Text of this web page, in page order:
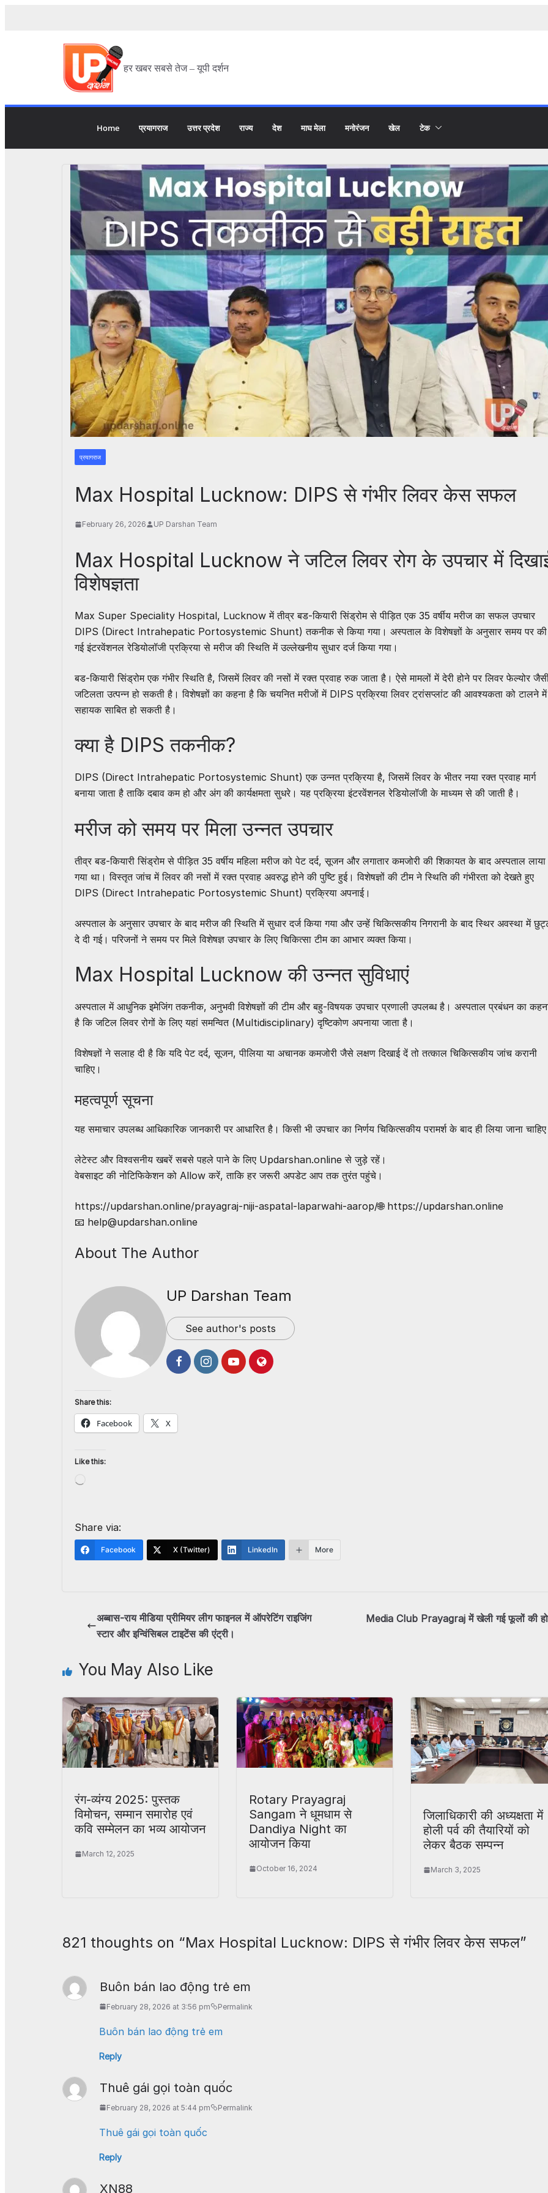
हर खबर सबसे तेज – यूपी दर्शन
Home प्रयागराज उत्तर प्रदेश राज्य देश माघ मेला मनोरंजन खेल टेक
प्रयागराज
Max Hospital Lucknow: DIPS से गंभीर लिवर केस सफल
February 26, 2026 UP Darshan Team
Max Hospital Lucknow ने जटिल लिवर रोग के उपचार में
विशेषज्ञता
Max Super Speciality Hospital, Lucknow में तीव्र बड-कियारी सिंड्रोम से पीड़ित एक 35 वर्षीय मरीज का सफल उपचार
DIPS (Direct Intrahepatic Portosystemic Shunt) तकनीक से किया गया। अस्पताल के विशेषज्ञों के अनुसार समय पर की
गई इंटरवेंशनल रेडियोलॉजी प्रक्रिया से मरीज की स्थिति में उल्लेखनीय सुधार दर्ज किया गया।
बड-कियारी सिंड्रोम एक गंभीर स्थिति है, जिसमें लिवर की नसों में रक्त प्रवाह रुक जाता है। ऐसे मामलों में देरी होने पर लिवर फेल्योर
जटिलता उत्पन्न हो सकती है। विशेषज्ञों का कहना है कि चयनित मरीजों में DIPS प्रक्रिया लिवर ट्रांसप्लांट की आवश्यकता को टालने में
सहायक साबित हो सकती है।
क्या है DIPS तकनीक?
DIPS (Direct Intrahepatic Portosystemic Shunt) एक उन्नत प्रक्रिया है, जिसमें लिवर के भीतर नया रक्त प्रवाह मार्ग
बनाया जाता है ताकि दबाव कम हो और अंग की कार्यक्षमता सुधरे। यह प्रक्रिया इंटरवेंशनल रेडियोलॉजी के माध्यम से की जाती है।
मरीज को समय पर मिला उन्नत उपचार
तीव्र बड-कियारी सिंड्रोम से पीड़ित 35 वर्षीय महिला मरीज को पेट दर्द, सूजन और लगातार कमजोरी की शिकायत के बाद अस्पताल लाया
गया था। विस्तृत जांच में लिवर की नसों में रक्त प्रवाह अवरुद्ध होने की पुष्टि हुई। विशेषज्ञों की टीम ने स्थिति की गंभीरता को देखते हुए
DIPS (Direct Intrahepatic Portosystemic Shunt) प्रक्रिया अपनाई।
अस्पताल के अनुसार उपचार के बाद मरीज की स्थिति में सुधार दर्ज किया गया और उन्हें चिकित्सकीय निगरानी के बाद स्थिर अवस्था में
दे दी गई। परिजनों ने समय पर मिले विशेषज्ञ उपचार के लिए चिकित्सा टीम का आभार व्यक्त किया।
Max Hospital Lucknow की उन्नत सुविधाएं
अस्पताल में आधुनिक इमेजिंग तकनीक, अनुभवी विशेषज्ञों की टीम और बहु-विषयक उपचार प्रणाली उपलब्ध है। अस्पताल प्रबंधन का
है कि जटिल लिवर रोगों के लिए यहां समन्वित (Multidisciplinary) दृष्टिकोण अपनाया जाता है।
विशेषज्ञों ने सलाह दी है कि यदि पेट दर्द, सूजन, पीलिया या अचानक कमजोरी जैसे लक्षण दिखाई दें तो तत्काल चिकित्सकीय जांच करानी
चाहिए।
महत्वपूर्ण सूचना
यह समाचार उपलब्ध आधिकारिक जानकारी पर आधारित है। किसी भी उपचार का निर्णय चिकित्सकीय परामर्श के बाद ही लिया जाना
लेटेस्ट और विश्वसनीय खबरें सबसे पहले पाने के लिए Updarshan.online से जुड़े रहें।
वेबसाइट की नोटिफिकेशन को Allow करें, ताकि हर जरूरी अपडेट आप तक तुरंत पहुंचे।
https://updarshan.online/prayagraj-niji-aspatal-laparwahi-aarop/🌐https://updarshan.online
📧 help@updarshan.online
About The Author
UP Darshan Team
See author's posts
Share this:
Facebook X
Like this:
Share via:
Facebook X (Twitter) LinkedIn More
अब्बास-राय मीडिया प्रीमियर लीग फाइनल में ऑपरेटिंग राइजिंग
स्टार और इन्विंसिबल टाइटेंस की एंट्री।
Media Club Prayagraj में खेली गई फूलों की
You May Also Like
रंग-व्यंग्य 2025: पुस्तक
विमोचन, सम्मान समारोह एवं
कवि सम्मेलन का भव्य आयोजन
March 12, 2025
Rotary Prayagraj
Sangam ने धूमधाम से
Dandiya Night का
आयोजन किया
October 16, 2024
जिलाधिकारी की अध्यक्षता में
होली पर्व की तैयारियों को
लेकर बैठक सम्पन्न
March 3, 2025
821 thoughts on “Max Hospital Lucknow: DIPS से गंभीर लिवर केस सफल”
Buôn bán lao động trẻ em
February 28, 2026 at 3:56 pm Permalink
Buôn bán lao động trẻ em
Reply
Thuê gái gọi toàn quốc
February 28, 2026 at 5:44 pm Permalink
Thuê gái gọi toàn quốc
Reply
XN88